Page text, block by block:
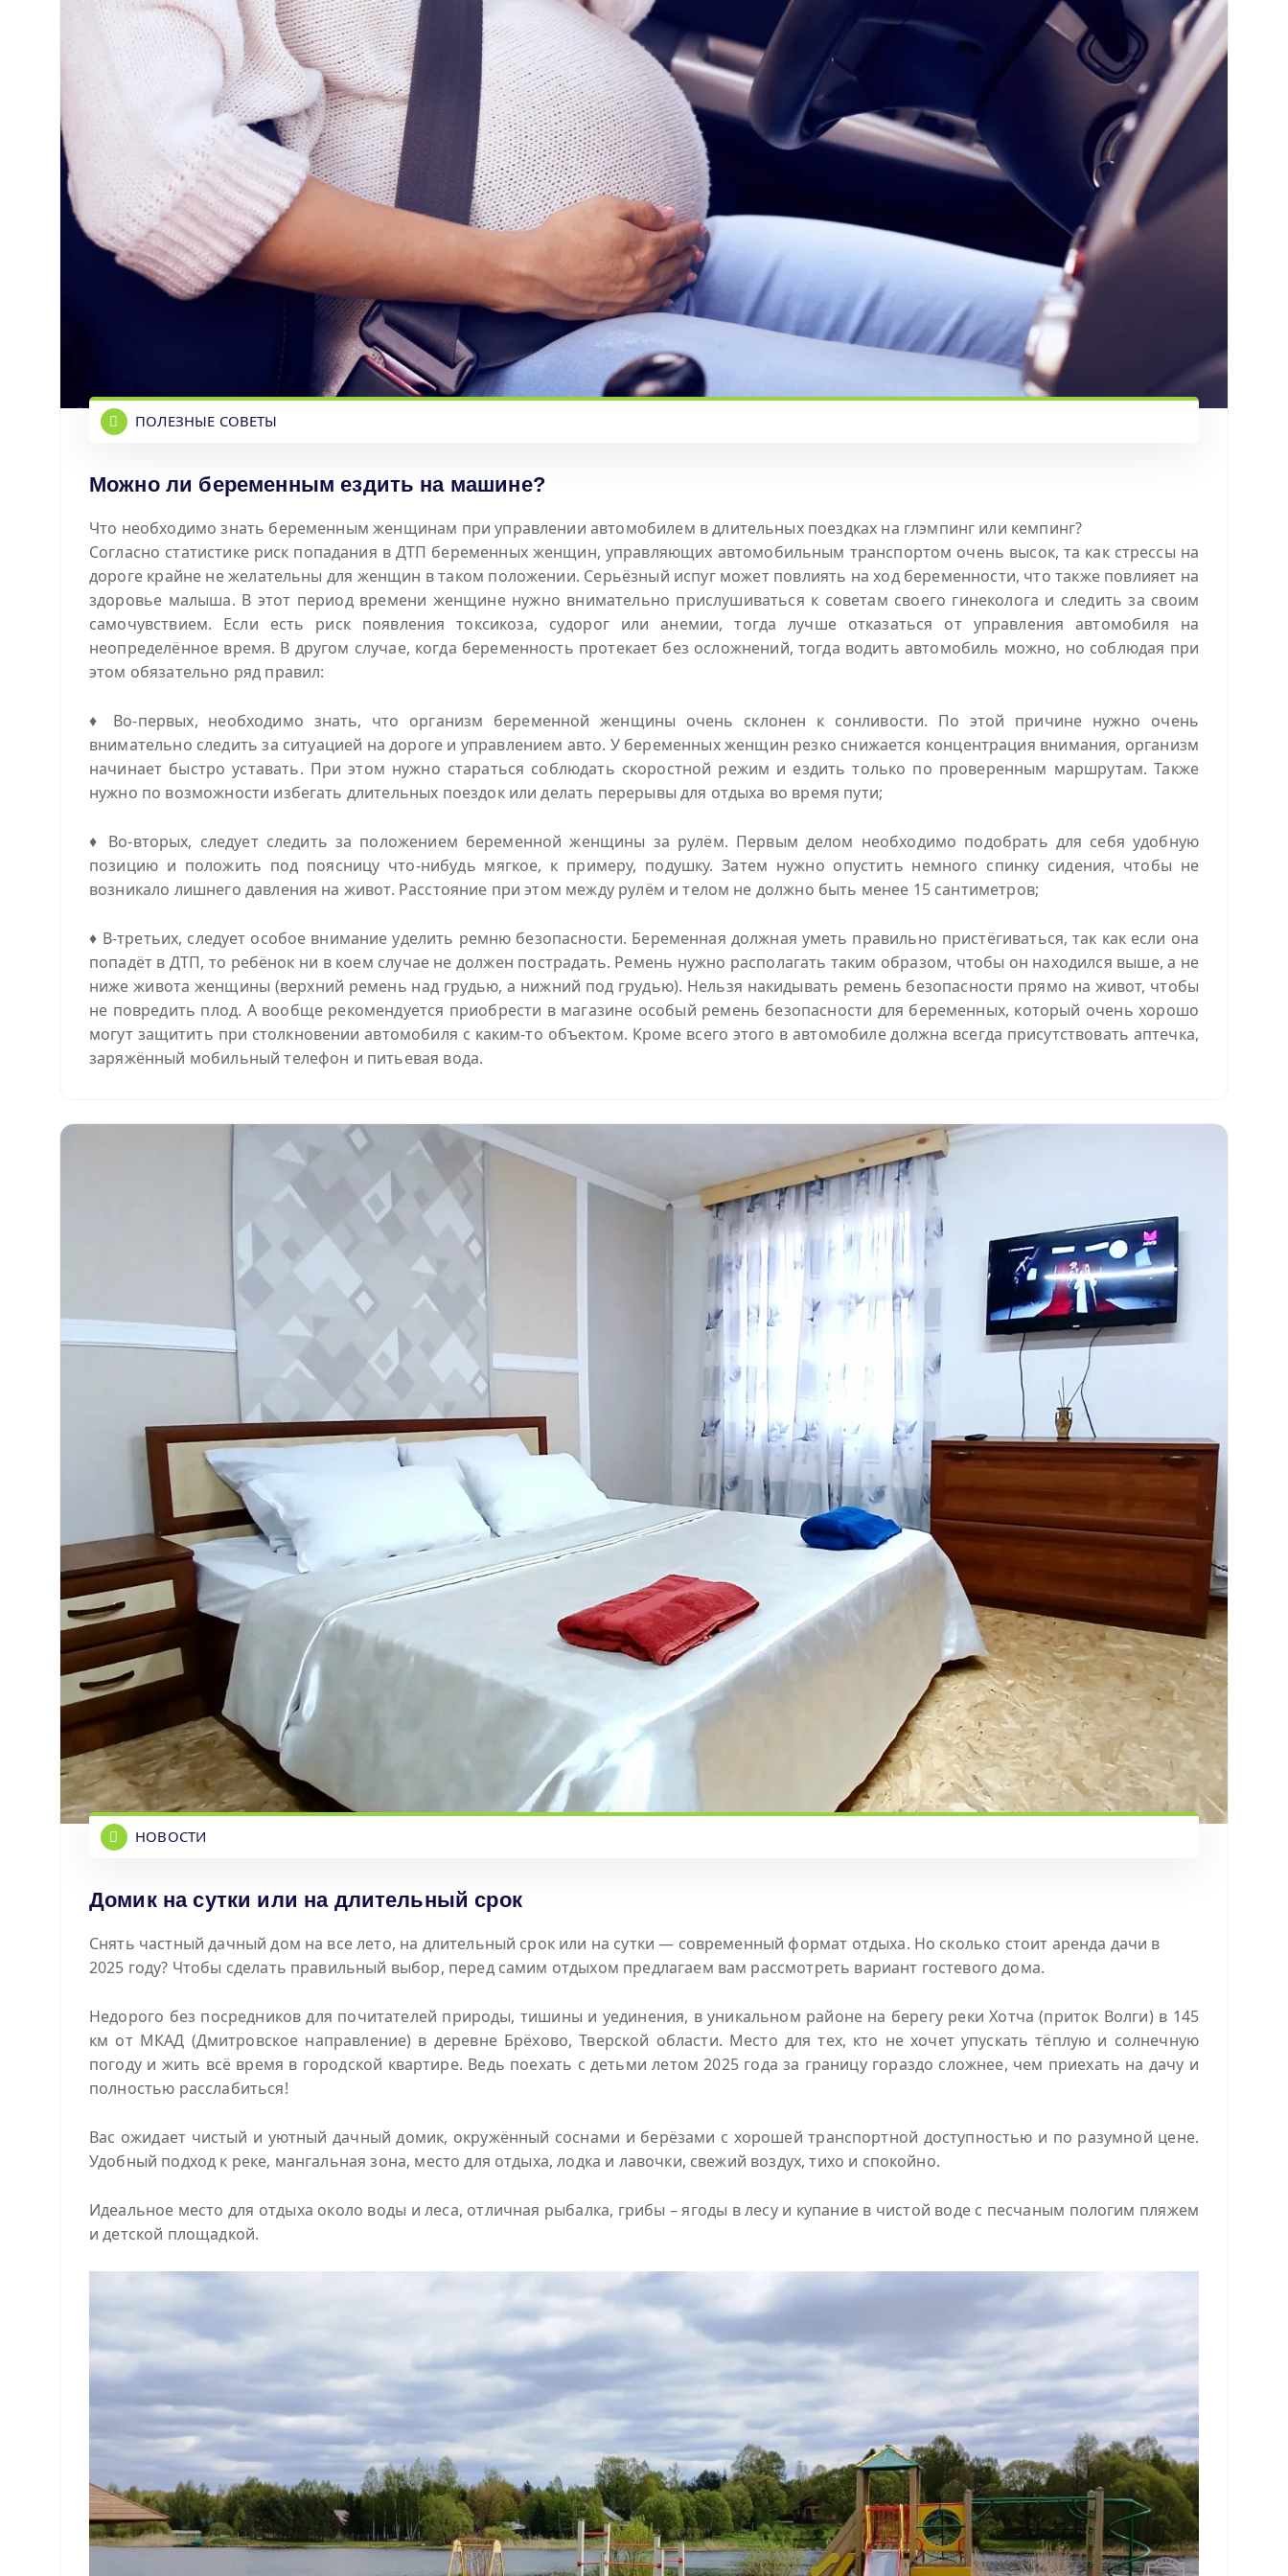
ПОЛЕЗНЫЕ СОВЕТЫ
Можно ли беременным ездить на машине?
Что необходимо знать беременным женщинам при управлении автомобилем в длительных поездках на глэмпинг или кемпинг?
Согласно статистике риск попадания в ДТП беременных женщин, управляющих автомобильным транспортом очень высок, та как стрессы на
дороге крайне не желательны для женщин в таком положении. Серьёзный испуг может повлиять на ход беременности, что также повлияет на
здоровье малыша. В этот период времени женщине нужно внимательно прислушиваться к советам своего гинеколога и следить за своим
самочувствием. Если есть риск появления токсикоза, судорог или анемии, тогда лучше отказаться от управления автомобиля на
неопределённое время. В другом случае, когда беременность протекает без осложнений, тогда водить автомобиль можно, но соблюдая при
этом обязательно ряд правил:
♦ Во-первых, необходимо знать, что организм беременной женщины очень склонен к сонливости. По этой причине нужно очень
внимательно следить за ситуацией на дороге и управлением авто. У беременных женщин резко снижается концентрация внимания, организм
начинает быстро уставать. При этом нужно стараться соблюдать скоростной режим и ездить только по проверенным маршрутам. Также
нужно по возможности избегать длительных поездок или делать перерывы для отдыха во время пути;
♦ Во-вторых, следует следить за положением беременной женщины за рулём. Первым делом необходимо подобрать для себя удобную
позицию и положить под поясницу что-нибудь мягкое, к примеру, подушку. Затем нужно опустить немного спинку сидения, чтобы не
возникало лишнего давления на живот. Расстояние при этом между рулём и телом не должно быть менее 15 сантиметров;
♦ В-третьих, следует особое внимание уделить ремню безопасности. Беременная должная уметь правильно пристёгиваться, так как если она
попадёт в ДТП, то ребёнок ни в коем случае не должен пострадать. Ремень нужно располагать таким образом, чтобы он находился выше, а не
ниже живота женщины (верхний ремень над грудью, а нижний под грудью). Нельзя накидывать ремень безопасности прямо на живот, чтобы
не повредить плод. А вообще рекомендуется приобрести в магазине особый ремень безопасности для беременных, который очень хорошо
могут защитить при столкновении автомобиля с каким-то объектом. Кроме всего этого в автомобиле должна всегда присутствовать аптечка,
заряжённый мобильный телефон и питьевая вода.
НОВОСТИ
Домик на сутки или на длительный срок
Снять частный дачный дом на все лето, на длительный срок или на сутки — современный формат отдыха. Но сколько стоит аренда дачи в
2025 году? Чтобы сделать правильный выбор, перед самим отдыхом предлагаем вам рассмотреть вариант гостевого дома.
Недорого без посредников для почитателей природы, тишины и уединения, в уникальном районе на берегу реки Хотча (приток Волги) в 145
км от МКАД (Дмитровское направление) в деревне Брёхово, Тверской области. Место для тех, кто не хочет упускать тёплую и солнечную
погоду и жить всё время в городской квартире. Ведь поехать с детьми летом 2025 года за границу гораздо сложнее, чем приехать на дачу и
полностью расслабиться!
Вас ожидает чистый и уютный дачный домик, окружённый соснами и берёзами с хорошей транспортной доступностью и по разумной цене.
Удобный подход к реке, мангальная зона, место для отдыха, лодка и лавочки, свежий воздух, тихо и спокойно.
Идеальное место для отдыха около воды и леса, отличная рыбалка, грибы – ягоды в лесу и купание в чистой воде с песчаным пологим пляжем
и детской площадкой.